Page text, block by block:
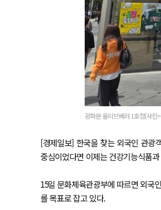
광화문 올리브베러 1호점[사진
[경제일보] 한국을 찾는 외국인 관광
중심이었다면 이제는 건강기능식품
15일 문화체육관광부에 따르면 외국
를 목표로 잡고 있다.